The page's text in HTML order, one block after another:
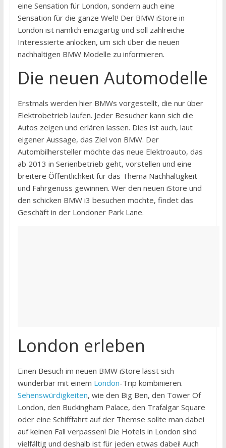
eine Sensation für London, sondern auch eine
Sensation für die ganze Welt! Der BMW iStore in
London ist nämlich einzigartig und soll zahlreiche
Interessierte anlocken, um sich über die neuen
nachhaltigen BMW Modelle zu informieren.
Die neuen Automodelle
Erstmals werden hier BMWs vorgestellt, die nur über
Elektrobetrieb laufen. Jeder Besucher kann sich die
Autos zeigen und erlären lassen. Dies ist auch, laut
eigener Aussage, das Ziel von BMW. Der
Autombilhersteller möchte das neue Elektroauto, das
ab 2013 in Serienbetrieb geht, vorstellen und eine
breitere Öffentlichkeit für das Thema Nachhaltigkeit
und Fahrgenuss gewinnen. Wer den neuen iStore und
den schicken BMW i3 besuchen möchte, findet das
Geschäft in der Londoner Park Lane.
London erleben
Einen Besuch im neuen BMW iStore lässt sich
wunderbar mit einem London-Trip kombinieren.
Sehenswürdigkeiten, wie den Big Ben, den Tower Of
London, den Buckingham Palace, den Trafalgar Square
oder eine Schifffahrt auf der Themse sollte man dabei
auf keinen Fall verpassen! Die Hotels in London sind
vielfältig und deshalb ist für jeden etwas dabei! Auch